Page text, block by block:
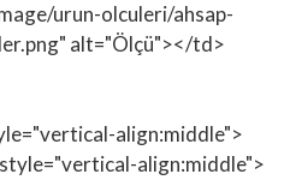
urun-olculeri/ahsap-
alt="Ölçü"></td>
align:middle">
align:middle">